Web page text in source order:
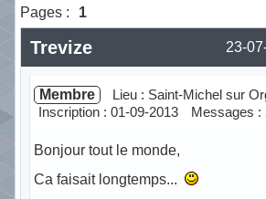
Pages : 1
23-
Trevize
Membre
Lieu : Saint-Michel sur
Inscription : 01-09-2013
Messages :
Bonjour tout le monde,
Ca faisait longtemps...